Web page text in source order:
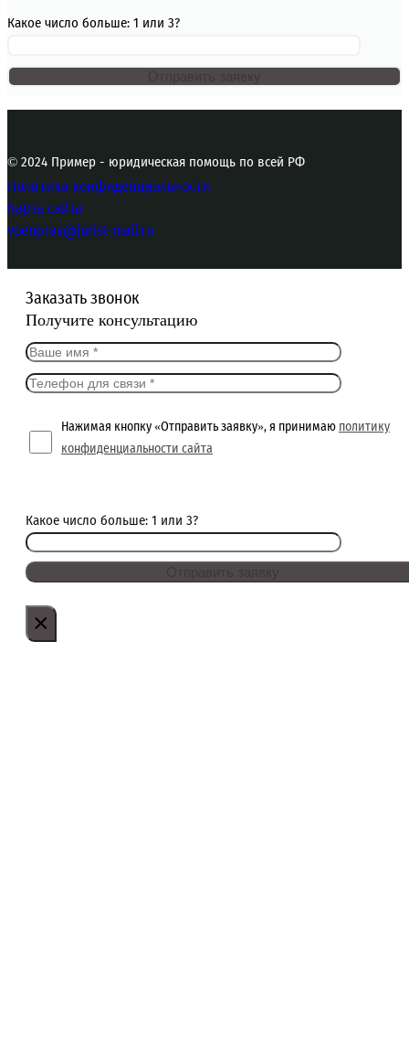
Какое число больше: 1 или 3?
© 2024 Пример - юридическая помощь по всей РФ
Политика конфиденциальности
Карта сайта
voenprav@jurist-mail.ru
Заказать звонок
Получите консультацию
Нажимая кнопку «Отправить заявку», я принимаю политику
конфиденциальности сайта
Какое число больше: 1 или 3?
×